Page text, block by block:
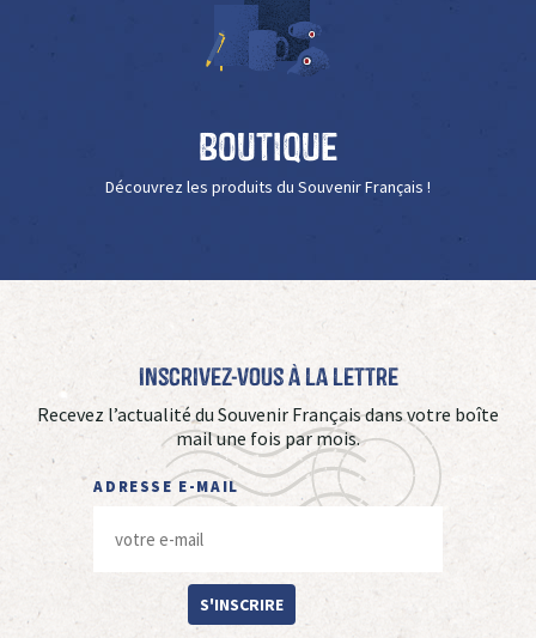
Boutique
Découvrez les produits du Souvenir Français !
Inscrivez-vous à La Lettre
Recevez l’actualité du Souvenir Français dans votre boîte
mail une fois par mois.
ADRESSE E-MAIL
S'INSCRIRE